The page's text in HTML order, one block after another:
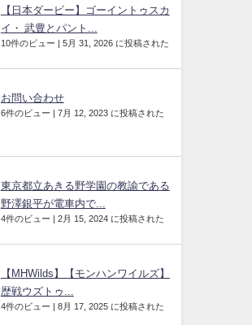
【日本ダービー】ゴーイントゥスカ
イ・ 武豊とパント...
10件のビュー | 5月 31, 2026 に投稿された
お問い合わせ
6件のビュー | 7月 12, 2023 に投稿された
東京都立あきる野学園の教諭である
野澤銀平が電車内で...
4件のビュー | 2月 15, 2024 に投稿された
【MHWilds】【モンハンワイルズ】
歴戦ウズトゥ...
4件のビュー | 8月 17, 2025 に投稿された